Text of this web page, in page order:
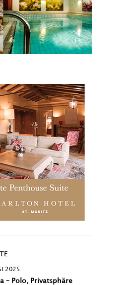
2025
– Polo, Privatsphäre